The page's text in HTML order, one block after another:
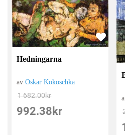
Hedningarna
avOskar Kokoschka
1 682.00kr
992.38 kr